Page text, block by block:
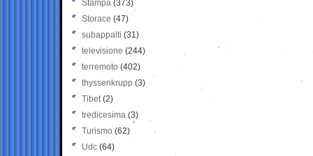
Stampa (373)
Storace (47)
subappalti (31)
televisione(244)
terremoto (402)
thyssenkrupp (3)
Tibet(2)
tredicesima (3)
Turismo (62)
Udc (64)